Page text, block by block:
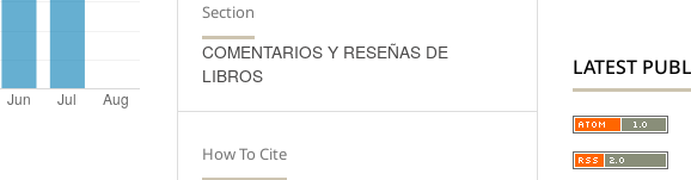
Section
COMENTARIOS Y RESEÑAS DE
LIBROS
How To Cite
LATEST